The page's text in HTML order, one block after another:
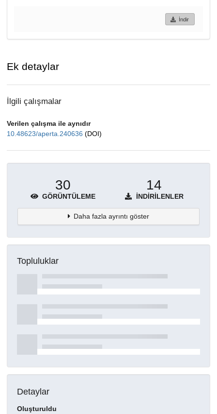
İndir
Ek detaylar
İlgili çalışmalar
Verilen çalışma ile aynıdır
10.48623/aperta.240636 (DOI)
30
GÖRÜNTÜLEME
14
İNDIRILENLER
Daha fazla ayrıntı göster
Topluluklar
Detaylar
Oluşturuldu